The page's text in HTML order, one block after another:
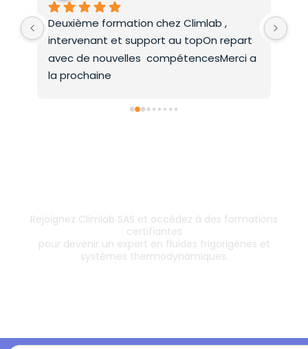
Deuxième formation chez Climlab ,
intervenant et support au topOn repart
avec de nouvelles  compétencesMerci a
la prochaine
Rejoignez Climlab SAS et accédez à des formations
certifiantes
pour devenir un expert en fluides frigorigènes et
systèmes thermodynamiques.